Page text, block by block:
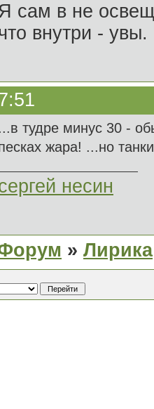
сам в не
внутри - увы.
тудре минус 30 -
жара! ...но
несин
» Лирика